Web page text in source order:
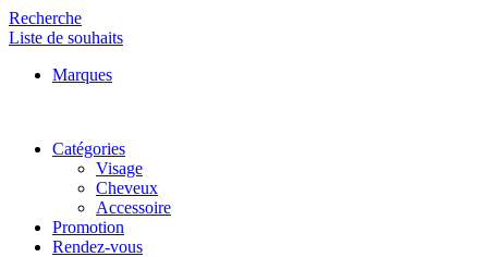
Recherche
Liste de souhaits
Marques
Catégories
Visage
Cheveux
Accessoire
Promotion
Rendez-vous